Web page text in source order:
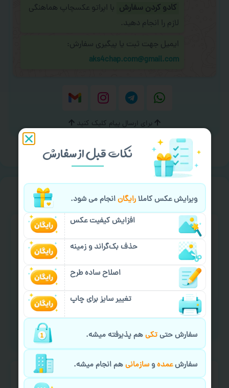
کادو کردن سفارش با اپراتو عکسچاپ هماهنگی
لازم را انجام دهید.
ایمیل جهت ثبت یا پیگیری سفارش:
aks4chap.com@gmail.com
برای ارسال پیام کلیک کنید
خیالت راحت ازسفارش گیری
سفارش گیری آنلاین
امکان سفارش از طریق چت و
سایت با پشتیبانی آنلاین
چاپ عمده و فوری
برای درخواست خدمات چاپ
عمده و فوری با ما تماس
بگیرید
تماس با ما)
نکات قبل از سفارش
ویرایش عکس کاملارایگانانجام می شود.
افزایش کیفیت عکس
حذف بک‌گراند و زمینه
اصلاح ساده طرح
تغییر سایز برای چاپ
سفارش حتیتکیهم پذیرفته میشه.
سفارشعمدهوسازمانیهم انجام میشه.